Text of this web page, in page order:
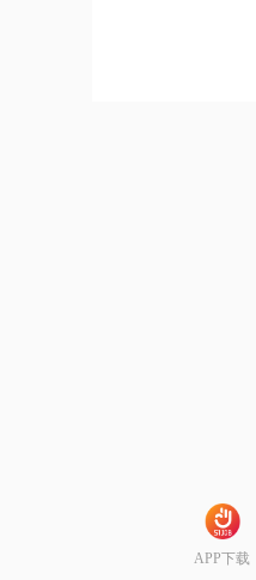
APP下载